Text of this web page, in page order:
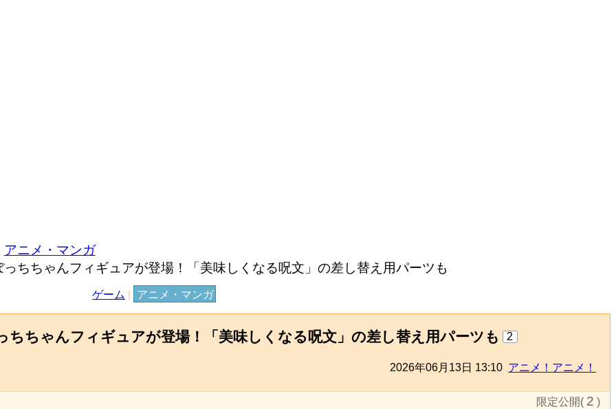
アニメ・マンガ
ちちゃんフィギュアが登場！「美味しくなる呪文」の差し替え用パーツも
ゲーム アニメ・マンガ
ちゃんフィギュアが登場！「美味しくなる呪文」の差し替え用パーツも 2
2026年06月13日 13:10 アニメ！アニメ！
限定公開( 2 )